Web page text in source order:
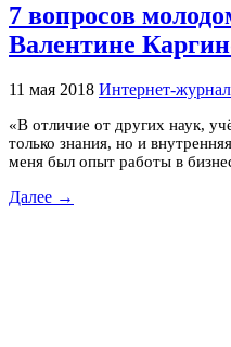
7 вопросов
Валентине
11 мая 2018 Интернет-
«В отличие от других наук,
только знания, но и
меня был опыт работы в
Далее →